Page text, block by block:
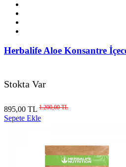
Herbalife Aloe Konsantre
Stokta Var
895,00 TL 1.200,00 TL
Sepete Ekle